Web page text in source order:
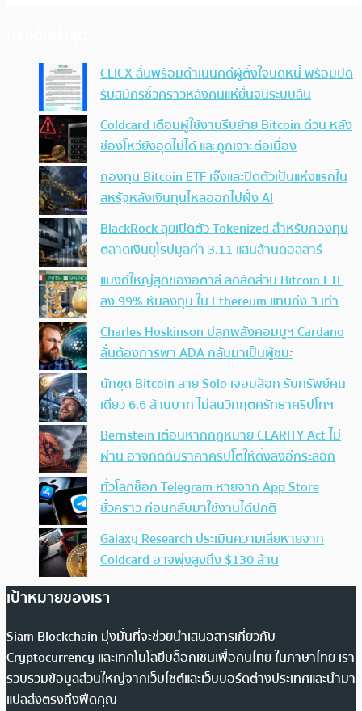
CLICX ลั่นพร้อมดำเนินคดีผู้ตั้งใจบิดหนี้ พร้อมปิด
รับสมัครชั่วคราวหลังคนแห่ยื่นจนระบบล้น
Coldcard เตือนผู้ใช้งานรีบย้าย Bitcoin ด่วน หลัง
ช่องโหว่ยังอุดไม่ได้ และถูกเจาะต่อเนื่อง
กองทุน Bitcoin ETF เจ๊งและปิดตัวเป็นแห่งแรกใน
สหรัฐหลังเงินทุนไหลออกไปฝั่ง AI
BlackRock ลุยเปิดตัว Tokenized สำหรับกองทุน
ตลาดเงินยุโรปมูลค่า 3.11 แสนล้านดอลลาร์
แบงก์ใหญ่สุดของอิตาลี ลดสัดส่วน Bitcoin ETF
ลง 99% หันลงทุน ใน Ethereum แทนถึง 3 เท่า
Charles Hoskinson ปลุกพลังคอมมูฯ Cardano
ลั่นต้องการพา ADA กลับมาเป็นผู้ชนะ
นักขุด Bitcoin สาย Solo เจอบล็อก รับทรัพย์คน
เดียว 6.6 ล้านบาท ไม่สนวิกฤตศรัทธาคริปโทฯ
Bernstein เตือนหากกฎหมาย CLARITY Act ไม่
ผ่าน อาจกดดันราคาคริปโตให้ดิ่งลงอีกระลอก
ทั่วโลกช็อก Telegram หายจาก App Store
ชั่วคราว ก่อนกลับมาใช้งานได้ปกติ
Galaxy Research ประเมินความเสียหายจาก
Coldcard อาจพุ่งสูงถึง $130 ล้าน
เป้าหมายของเรา
Siam Blockchain มุ่งมั่นที่จะช่วยนำเสนอสารเกี่ยวกับ
Cryptocurrency และเทคโนโลยีบล็อกเชนเพื่อคนไทย ในภาษาไทย เรา
รวบรวมข้อมูลส่วนใหญ่จากเว็บไซต์และเว็บบอร์ดต่างประเทศและนำมา
แปลส่งตรงถึงฟีดคุณ